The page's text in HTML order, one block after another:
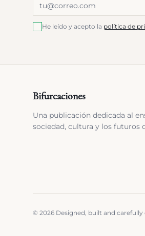
He leído y acepto la política de
Bifurcaciones
Una publicación dedicada al
sociedad, cultura y los futuros
© 2026 Designed, built and carefully